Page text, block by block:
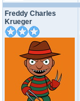
Freddy Charles
Krueger